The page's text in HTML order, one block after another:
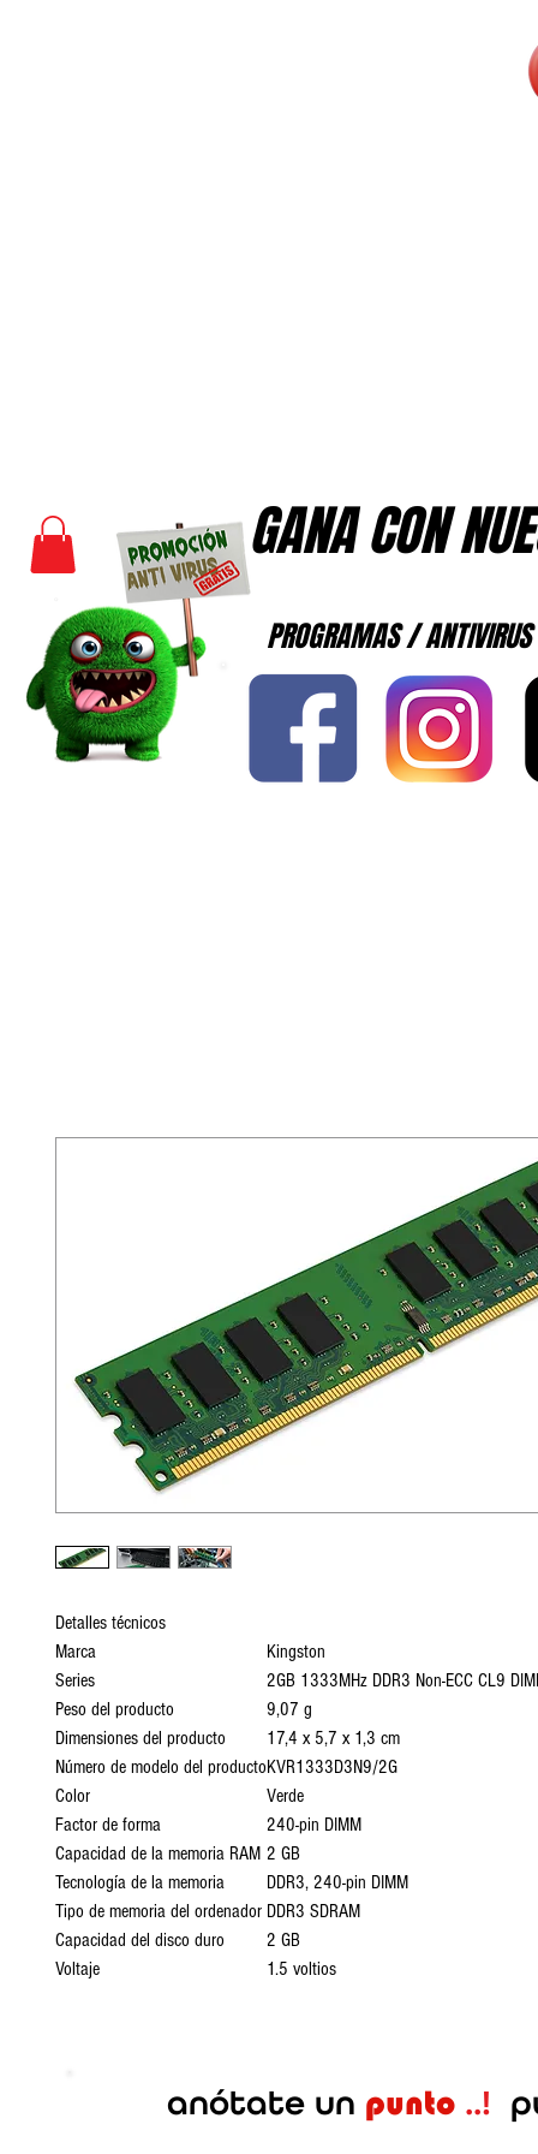
GANA CON
PROGRAMAS /
Detalles técnicos
Marca
Kingston
Series
2GB 1333MHz DDR3 Non-ECC CL9
Peso del producto
9,07 g
Dimensiones del producto
17,4 x 5,7 x 1,3 cm
Número de modelo del productoKVR1333D3N9/2G
Color
Verde
Factor de forma
240-pin DIMM
Capacidad de la memoria RAM 2 GB
Tecnología de la memoria
DDR3, 240-pin DIMM
Tipo de memoria del ordenador DDR3 SDRAM
Capacidad del disco duro
2 GB
Voltaje
1.5 voltios
anótate un punto ..!